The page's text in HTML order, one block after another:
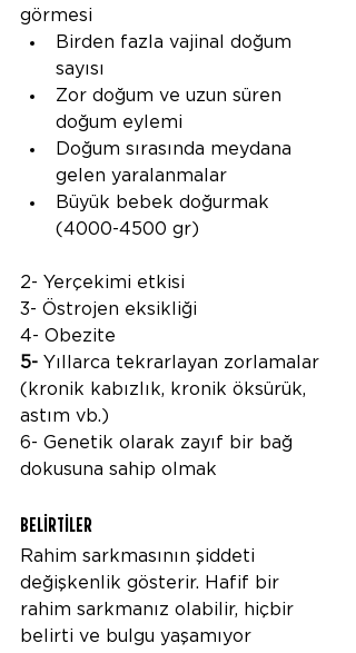
görmesi
Birden fazla vajinal doğum
sayısı
Zor doğum ve uzun süren
doğum eylemi
Doğum sırasında meydana
gelen yaralanmalar
Büyük bebek doğurmak
(4000-4500 gr)
2- Yerçekimi etkisi
3- Östrojen eksikliği
4- Obezite
5- Yıllarca tekrarlayan zorlamalar
(kronik kabızlık, kronik öksürük,
astım vb.)
6- Genetik olarak zayıf bir bağ
dokusuna sahip olmak
BELİRTİLER
Rahim sarkmasının şiddeti
değişkenlik gösterir. Hafif bir
rahim sarkmanız olabilir, hiçbir
belirti ve bulgu yaşamıyor